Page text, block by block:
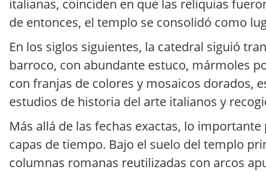
italianas, coinciden en que las reliquias
de entonces, el templo se consolidó como
En los siglos siguientes, la catedral siguió
barroco, con abundante estuco, mármoles
con franjas de colores y mosaicos dorados,
estudios de historia del arte italianos y
Más allá de las fechas exactas, lo
capas de tiempo. Bajo el suelo del templo
columnas romanas reutilizadas con arcos